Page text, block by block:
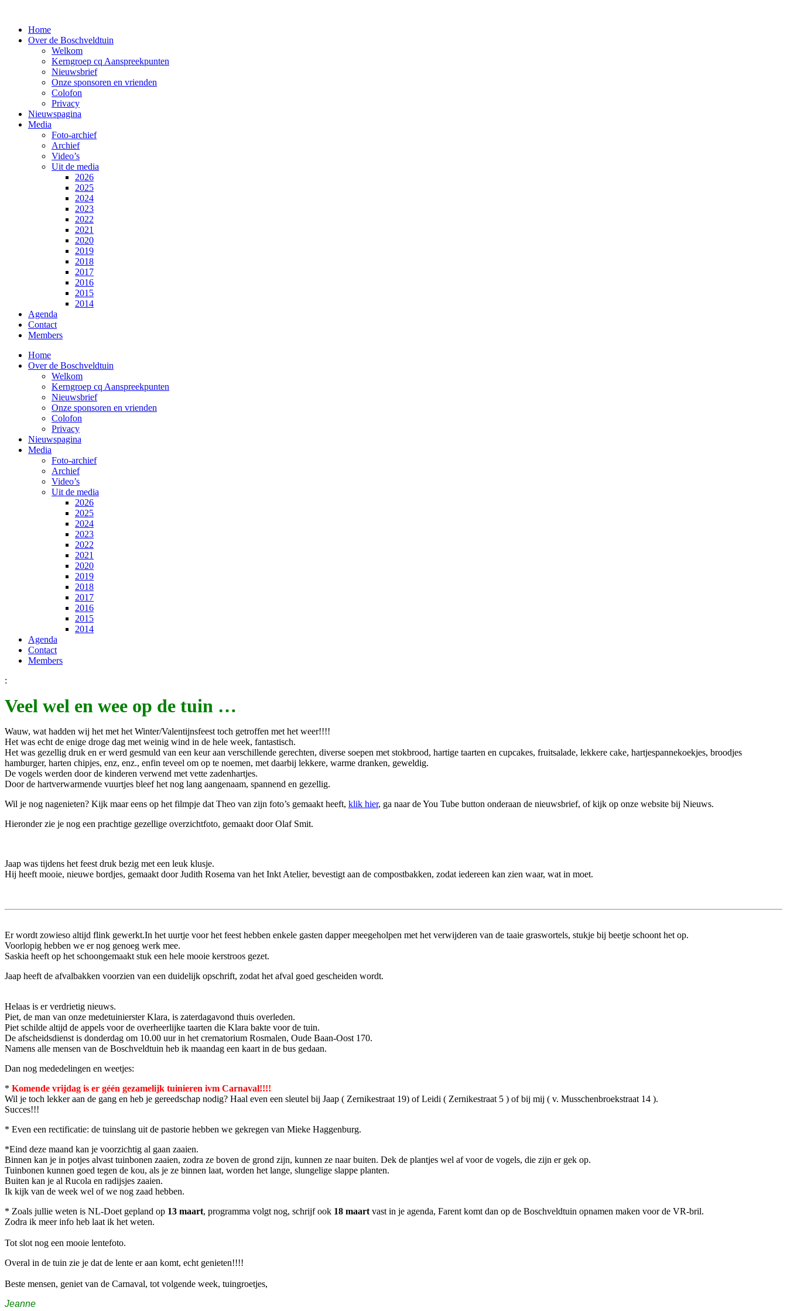
Home
Over de Boschveldtuin
Welkom
Kerngroep cq Aanspreekpunten
Nieuwsbrief
Onze sponsoren en vrienden
Colofon
Privacy
Nieuwspagina
Media
Foto-archief
Archief
Video’s
Uit de media
2026
2025
2024
2023
2022
2021
2020
2019
2018
2017
2016
2015
2014
Agenda
Contact
Members
Home
Over de Boschveldtuin
Welkom
Kerngroep cq Aanspreekpunten
Nieuwsbrief
Onze sponsoren en vrienden
Colofon
Privacy
Nieuwspagina
Media
Foto-archief
Archief
Video’s
Uit de media
2026
2025
2024
2023
2022
2021
2020
2019
2018
2017
2016
2015
2014
Agenda
Contact
Members
:
Veel wel en wee op de tuin …
Wauw, wat hadden wij het met het Winter/Valentijnsfeest toch getroffen met het weer!!!!
Het was echt de enige droge dag met weinig wind in de hele week, fantastisch.
Het was gezellig druk en er werd gesmuld van een keur aan verschillende gerechten, diverse soepen met stokbrood, hartige taarten en cupcakes, fruitsalade, lekkere cake, hartjespannekoekjes, broodjes
hamburger, harten chipjes, enz, enz., enfin teveel om op te noemen, met daarbij lekkere, warme dranken, geweldig.
De vogels werden door de kinderen verwend met vette zadenhartjes.
Door de hartverwarmende vuurtjes bleef het nog lang aangenaam, spannend en gezellig.
Wil je nog nagenieten? Kijk maar eens op het filmpje dat Theo van zijn foto’s gemaakt heeft, klik hier, ga naar de You Tube button onderaan de nieuwsbrief, of kijk op onze website bij Nieuws.
Hieronder zie je nog een prachtige gezellige overzichtfoto, gemaakt door Olaf Smit.
Jaap was tijdens het feest druk bezig met een leuk klusje.
Hij heeft mooie, nieuwe bordjes, gemaakt door Judith Rosema van het Inkt Atelier, bevestigt aan de compostbakken, zodat iedereen kan zien waar, wat in moet.
Er wordt zowieso altijd flink gewerkt.In het uurtje voor het feest hebben enkele gasten dapper meegeholpen met het verwijderen van de taaie graswortels, stukje bij beetje schoont het op.
Voorlopig hebben we er nog genoeg werk mee.
Saskia heeft op het schoongemaakt stuk een hele mooie kerstroos gezet.
Jaap heeft de afvalbakken voorzien van een duidelijk opschrift, zodat het afval goed gescheiden wordt.
Helaas is er verdrietig nieuws.
Piet, de man van onze medetuinierster Klara, is zaterdagavond thuis overleden.
Piet schilde altijd de appels voor de overheerlijke taarten die Klara bakte voor de tuin.
De afscheidsdienst is donderdag om 10.00 uur in het crematorium Rosmalen, Oude Baan-Oost 170.
Namens alle mensen van de Boschveldtuin heb ik maandag een kaart in de bus gedaan.
Dan nog mededelingen en weetjes:
* Komende vrijdag is er géén gezamelijk tuinieren ivm Carnaval!!!!
Wil je toch lekker aan de gang en heb je gereedschap nodig? Haal even een sleutel bij Jaap ( Zernikestraat 19) of Leidi ( Zernikestraat 5 ) of bij mij ( v. Musschenbroekstraat 14 ).
Succes!!!
* Even een rectificatie: de tuinslang uit de pastorie hebben we gekregen van Mieke Haggenburg.
*Eind deze maand kan je voorzichtig al gaan zaaien.
Binnen kan je in potjes alvast tuinbonen zaaien, zodra ze boven de grond zijn, kunnen ze naar buiten. Dek de plantjes wel af voor de vogels, die zijn er gek op.
Tuinbonen kunnen goed tegen de kou, als je ze binnen laat, worden het lange, slungelige slappe planten.
Buiten kan je al Rucola en radijsjes zaaien.
Ik kijk van de week wel of we nog zaad hebben.
* Zoals jullie weten is NL-Doet gepland op 13 maart, programma volgt nog, schrijf ook 18 maart vast in je agenda, Farent komt dan op de Boschveldtuin opnamen maken voor de VR-bril.
Zodra ik meer info heb laat ik het weten.
Tot slot nog een mooie lentefoto.
Overal in de tuin zie je dat de lente er aan komt, echt genieten!!!!
Beste mensen, geniet van de Carnaval, tot volgende week, tuingroetjes,
Jeanne